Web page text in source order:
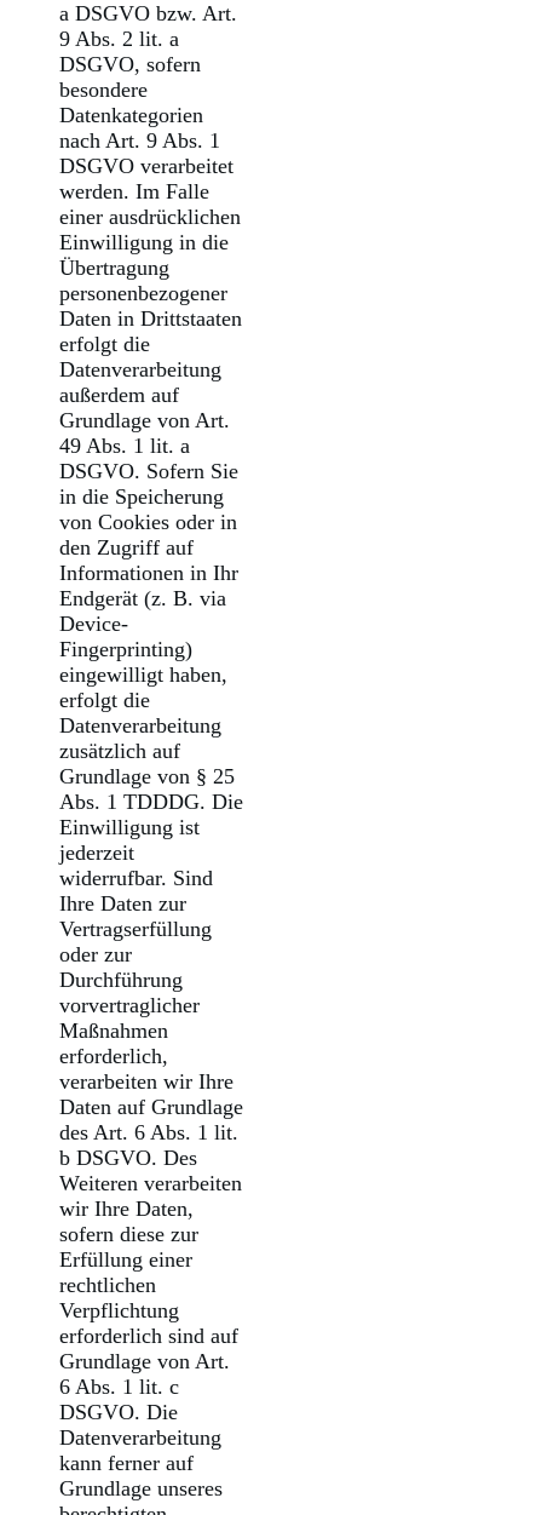
a DSGVO bzw. Art.
9 Abs. 2 lit. a
DSGVO, sofern
besondere
Datenkategorien
nach Art. 9 Abs. 1
DSGVO verarbeitet
werden. Im Falle
einer ausdrücklichen
Einwilligung in die
Übertragung
personenbezogener
Daten in Drittstaaten
erfolgt die
Datenverarbeitung
außerdem auf
Grundlage von Art.
49 Abs. 1 lit. a
DSGVO. Sofern Sie
in die Speicherung
von Cookies oder in
den Zugriff auf
Informationen in Ihr
Endgerät (z. B. via
Device-
Fingerprinting)
eingewilligt haben,
erfolgt die
Datenverarbeitung
zusätzlich auf
Grundlage von § 25
Abs. 1 TDDDG. Die
Einwilligung ist
jederzeit
widerrufbar. Sind
Ihre Daten zur
Vertragserfüllung
oder zur
Durchführung
vorvertraglicher
Maßnahmen
erforderlich,
verarbeiten wir Ihre
Daten auf Grundlage
des Art. 6 Abs. 1 lit.
b DSGVO. Des
Weiteren verarbeiten
wir Ihre Daten,
sofern diese zur
Erfüllung einer
rechtlichen
Verpflichtung
erforderlich sind auf
Grundlage von Art.
6 Abs. 1 lit. c
DSGVO. Die
Datenverarbeitung
kann ferner auf
Grundlage unseres